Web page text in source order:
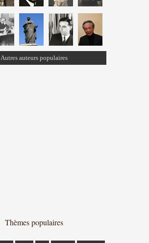
Autres auteurs populaires
Thèmes populaires